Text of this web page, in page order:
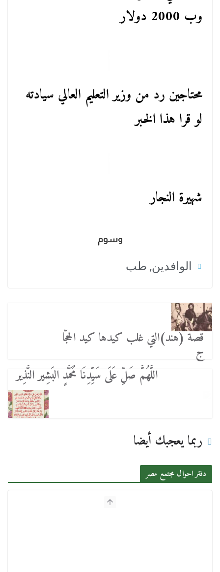
وب 2000 دولار
محتاجين رد من وزير التعليم العالي سيادته
لو قرا هذا الخبر
شهيرة النجار
وسوم
الوافدين, طب
قصة (هند)التي غلب كيدها كيد الحجّا
ج
اللَّهُمَّ صَلِّ عَلَى سَيِّدِنَا مُحَمَّدٍ البَشِير النَّذِير
ربما يعجبك أيضا
دفتر احوال مجتمع مصر